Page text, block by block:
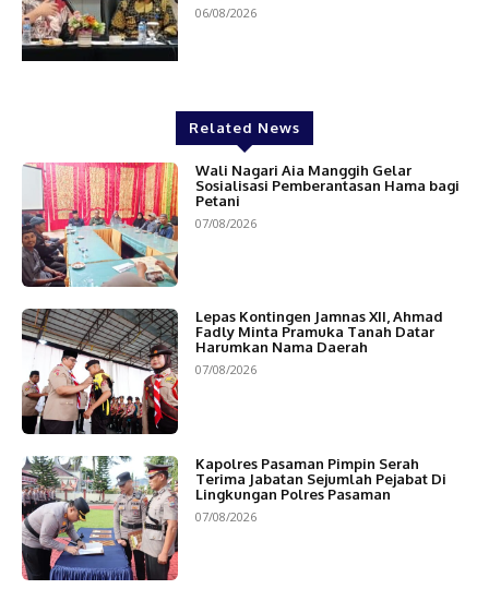
06/08/2026
Related News
Wali Nagari Aia Manggih Gelar
Sosialisasi Pemberantasan Hama bagi
Petani
07/08/2026
Lepas Kontingen Jamnas XII, Ahmad
Fadly Minta Pramuka Tanah Datar
Harumkan Nama Daerah
07/08/2026
Kapolres Pasaman Pimpin Serah
Terima Jabatan Sejumlah Pejabat Di
Lingkungan Polres Pasaman
07/08/2026